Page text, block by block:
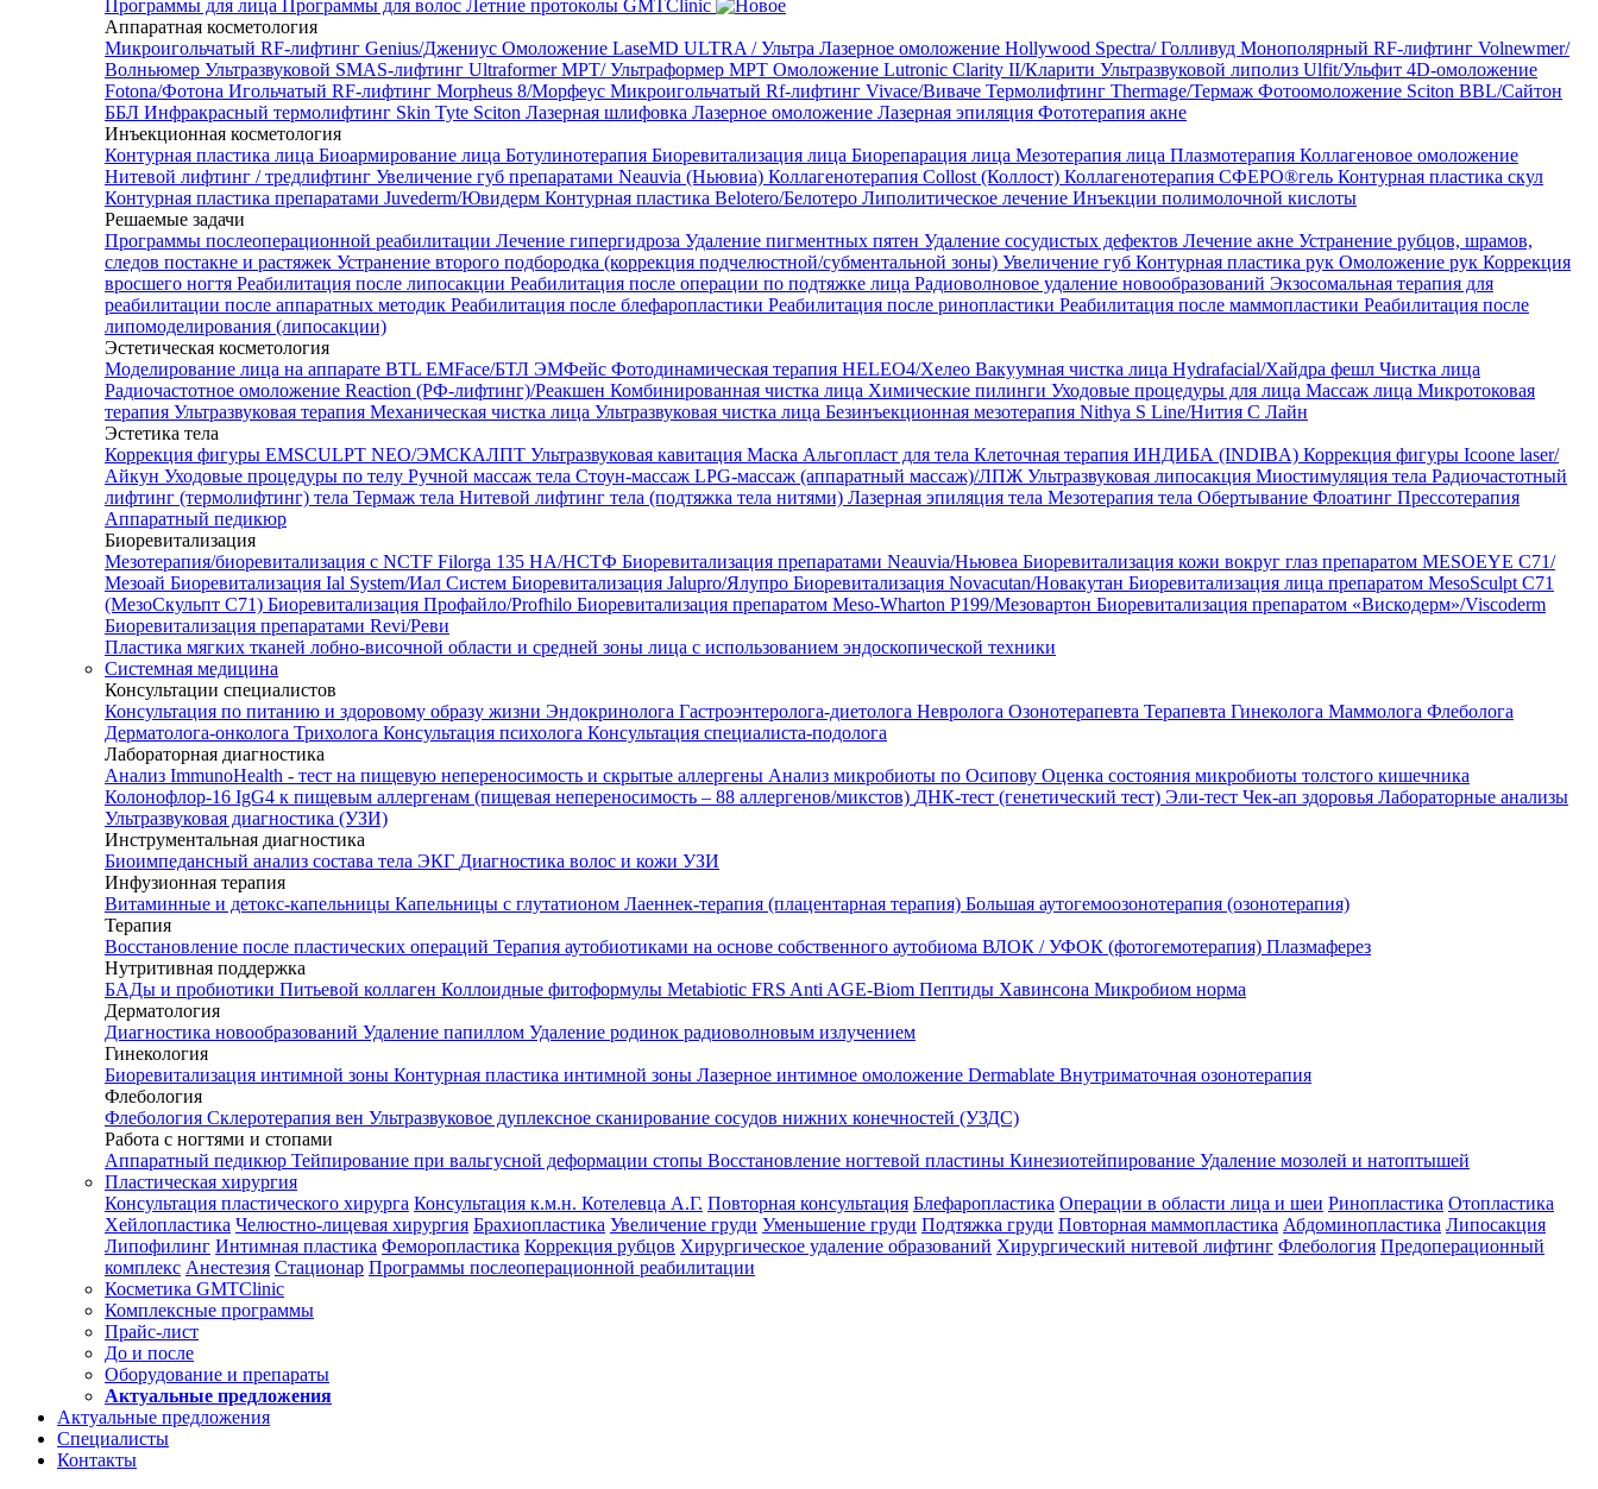
Программы для лица Программы для волос Летние протоколы GMTClinic
Аппаратная косметология
Микроигольчатый RF-лифтинг Genius/Джениус Омоложение LaseMD ULTRA / Ультра Лазерное омоложение Hollywood Spectra/ Голливуд Монополярный RF-лифтинг Volnewmer/
Волньюмер Ультразвуковой SMAS-лифтинг Ultraformer MPT/ Ультраформер MPT Омоложение Lutronic Clarity II/Кларити Ультразвуковой липолиз Ulfit/Ульфит 4D-омоложение
Fotona/Фотона Игольчатый RF-лифтинг Morpheus 8/Морфеус Микроигольчатый Rf-лифтинг Vivace/Виваче Термолифтинг Thermage/Термаж Фотоомоложение Sciton BBL/Сайтон
ББЛ Инфракрасный термолифтинг Skin Tyte Sciton Лазерная шлифовка Лазерное омоложение Лазерная эпиляция Фототерапия акне
Инъекционная косметология
Контурная пластика лица Биоармирование лица Ботулинотерапия Биоревитализация лица Биорепарация лица Мезотерапия лица Плазмотерапия Коллагеновое омоложение
Нитевой лифтинг / тредлифтинг Увеличение губ препаратами Neauvia (Ньювиа) Коллагенотерапия Collost (Коллост) Коллагенотерапия СФЕРО®гель Контурная пластика скул
Контурная пластика препаратами Juvederm/Ювидерм Контурная пластика Belotero/Белотеро Липолитическое лечение Инъекции полимолочной кислоты
Решаемые задачи
Программы послеоперационной реабилитации Лечение гипергидроза Удаление пигментных пятен Удаление сосудистых дефектов Лечение акне Устранение рубцов, шрамов,
следов постакне и растяжек Устранение второго подбородка (коррекция подчелюстной/субментальной зоны) Увеличение губ Контурная пластика рук Омоложение рук Коррекция
вросшего ногтя Реабилитация после липосакции Реабилитация после операции по подтяжке лица Радиоволновое удаление новообразований Экзосомальная терапия для
реабилитации после аппаратных методик Реабилитация после блефаропластики Реабилитация после ринопластики Реабилитация после маммопластики Реабилитация после
липомоделирования (липосакции)
Эстетическая косметология
Моделирование лица на аппарате BTL EMFace/БТЛ ЭМФейс Фотодинамическая терапия HELEO4/Хелео Вакуумная чистка лица Hydrafacial/Хайдра фешл Чистка лица
Радиочастотное омоложение Reaction (РФ-лифтинг)/Реакшен Комбинированная чистка лица Химические пилинги Уходовые процедуры для лица Массаж лица Микротоковая
терапия Ультразвуковая терапия Механическая чистка лица Ультразвуковая чистка лица Безинъекционная мезотерапия Nithya S Line/Нития С Лайн
Эстетика тела
Коррекция фигуры EMSCULPT NEO/ЭМСКАЛПТ Ультразвуковая кавитация Маска Альгопласт для тела Клеточная терапия ИНДИБА (INDIBA) Коррекция фигуры Icoone laser/
Айкун Уходовые процедуры по телу Ручной массаж тела Стоун-массаж LPG-массаж (аппаратный массаж)/ЛПЖ Ультразвуковая липосакция Миостимуляция тела Радиочастотный
лифтинг (термолифтинг) тела Термаж тела Нитевой лифтинг тела (подтяжка тела нитями) Лазерная эпиляция тела Мезотерапия тела Обертывание Флоатинг Прессотерапия
Аппаратный педикюр
Биоревитализация
Мезотерапия/биоревитализация с NCTF Filorga 135 HA/НСТФ Биоревитализация препаратами Neauvia/Ньювеа Биоревитализация кожи вокруг глаз препаратом MESOEYE C71/
Мезоай Биоревитализация Ial System/Иал Систем Биоревитализация Jalupro/Ялупро Биоревитализация Novacutan/Новакутан Биоревитализация лица препаратом MesoSculpt C71
(МезоСкульпт С71) Биоревитализация Профайло/Profhilo Биоревитализация препаратом Meso-Wharton P199/Мезовартон Биоревитализация препаратом «Вискодерм»/Viscoderm
Биоревитализация препаратами Revi/Реви
Пластика мягких тканей лобно-височной области и средней зоны лица с использованием эндоскопической техники
Системная медицина
Консультации специалистов
Консультация по питанию и здоровому образу жизни Эндокринолога Гастроэнтеролога-диетолога Невролога Озонотерапевта Терапевта Гинеколога Маммолога Флеболога
Дерматолога-онколога Трихолога Консультация психолога Консультация специалиста-подолога
Лабораторная диагностика
Анализ ImmunoHealth - тест на пищевую непереносимость и скрытые аллергены Анализ микробиоты по Осипову Оценка состояния микробиоты толстого кишечника
Колонофлор-16 IgG4 к пищевым аллергенам (пищевая непереносимость – 88 аллергенов/микстов) ДНК-тест (генетический тест) Эли-тест Чек-ап здоровья Лабораторные анализы
Ультразвуковая диагностика (УЗИ)
Инструментальная диагностика
Биоимпедансный анализ состава тела ЭКГ Диагностика волос и кожи УЗИ
Инфузионная терапия
Витаминные и детокс-капельницы Капельницы с глутатионом Лаеннек-терапия (плацентарная терапия) Большая аутогемоозонотерапия (озонотерапия)
Терапия
Восстановление после пластических операций Терапия аутобиотиками на основе собственного аутобиома ВЛОК / УФОК (фотогемотерапия) Плазмаферез
Нутритивная поддержка
БАДы и пробиотики Питьевой коллаген Коллоидные фитоформулы Metabiotic FRS Anti AGE-Biom Пептиды Хавинсона Микробиом норма
Дерматология
Диагностика новообразований Удаление папиллом Удаление родинок радиоволновым излучением
Гинекология
Биоревитализация интимной зоны Контурная пластика интимной зоны Лазерное интимное омоложение Dermablate Внутриматочная озонотерапия
Флебология
Флебология Склеротерапия вен Ультразвуковое дуплексное сканирование сосудов нижних конечностей (УЗДС)
Работа с ногтями и стопами
Аппаратный педикюр Тейпирование при вальгусной деформации стопы Восстановление ногтевой пластины Кинезиотейпирование Удаление мозолей и натоптышей
Пластическая хирургия
Консультация пластического хирурга Консультация к.м.н. Котелевца А.Г. Повторная консультация Блефаропластика Операции в области лица и шеи Ринопластика Отопластика
Хейлопластика Челюстно-лицевая хирургия Брахиопластика Увеличение груди Уменьшение груди Подтяжка груди Повторная маммопластика Абдоминопластика Липосакция
Липофилинг Интимная пластика Феморопластика Коррекция рубцов Хирургическое удаление образований Хирургический нитевой лифтинг Флебология Предоперационный
комплекс Анестезия Стационар Программы послеоперационной реабилитации
Косметика GMTClinic
Комплексные программы
Прайс-лист
До и после
Оборудование и препараты
Актуальные предложения
Актуальные предложения
Специалисты
Контакты